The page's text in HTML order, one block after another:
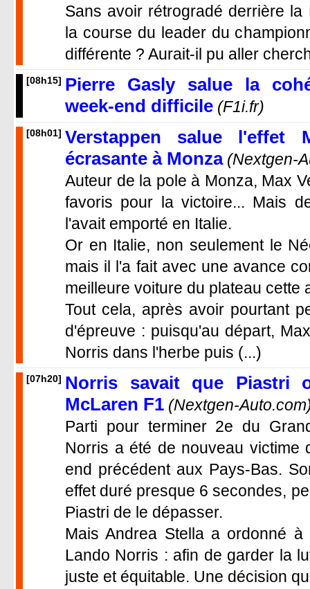
Sans avoir rétrogradé derrière
la course du leader du
différente ? Aurait-il pu aller
[08h15] Pierre Gasly salue la
week-end difficile (F1i.fr)
[08h01] Verstappen salue l'effet
écrasante à Monza (Nextgen-
Auteur de la pole à Monza, Max
favoris pour la victoire... Mais
l'avait emporté en Italie.
Or en Italie, non seulement le
mais il l'a fait avec une avance
meilleure voiture du plateau cette
Tout cela, après avoir pourtant
d'épreuve : puisqu'au départ,
Norris dans l'herbe puis (...)
[07h20] Norris savait que Piastri
McLaren F1 (Nextgen-
Parti pour terminer 2e du
Norris a été de nouveau victime
end précédent aux Pays-Bas.
effet duré presque 6 secondes,
Piastri de le dépasser.
Mais Andrea Stella a ordonné
Lando Norris : afin de garder la
juste et équitable. Une décision